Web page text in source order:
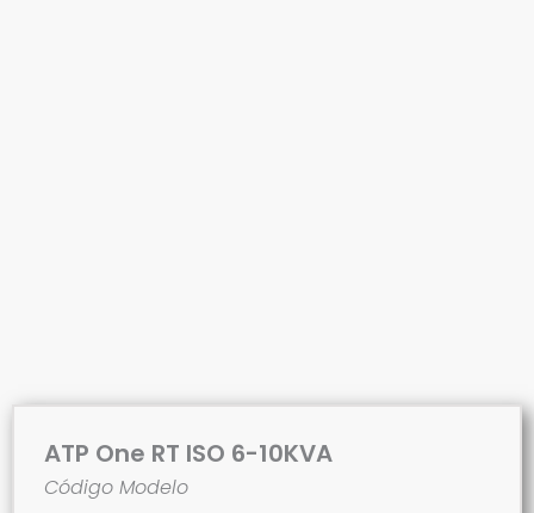
ATP One RT ISO 6-10KVA
Código Modelo